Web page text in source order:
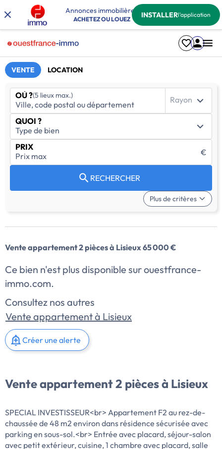
Annonces immobilières
ACHETEZ OU LOUEZ INSTALLERl'application
VENTE LOCATION
OÙ ?(5 lieux max.) Rayon
QUOI ?
PRIX
€
RECHERCHER
Plus de critères
Vente appartement 2 pièces à Lisieux 65 000 €
Ce bien n'est plus disponible sur ouestfrance-
immo.com.
Consultez nos autres
Vente appartement à Lisieux
Créer une alerte
Vente appartement 2 pièces à Lisieux
SPECIAL INVESTISSEUR<br> Appartement F2 au rez-de-
chaussée de 48 m2 environ dans résidence sécurisée avec
parking en sous-sol.<br> Entrée avec placard, séjour-salon
avec petit extérieur, cuisine, 1 chambre avec placard, salle